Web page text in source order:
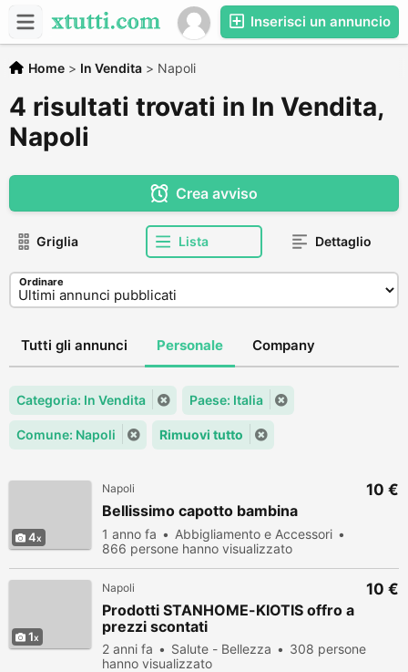
Inserisci un annuncio
Home > In Vendita > Napoli
4 risultati trovati in In Vendita,
Napoli
Crea avviso
Griglia Lista Dettaglio
Ordinare
Tutti gli annunci Personale Company
Categoria: In Vendita Paese: Italia
Comune: Napoli Rimuovi tutto
4
Napoli
Bellissimo capotto bambina
1 anno fa
Abbigliamento e Accessori
866 persone hanno visualizzato
10 €
1
Napoli
Prodotti STANHOME-KIOTIS offro a
prezzi scontati
2 anni fa Salute - Bellezza
308 persone
hanno visualizzato
10 €